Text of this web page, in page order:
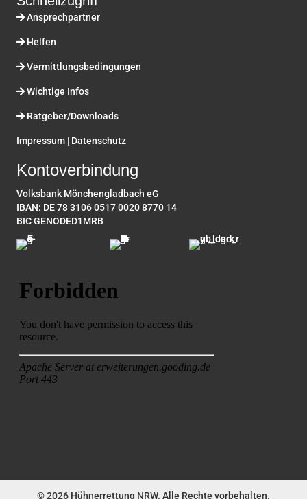
Ansprechpartner
Helfen
Vermittlungsbedingungen
Wichtige Infos
Ratgeber/Downloads
Impressum | Datenschutz
Kontoverbindung
Volksbank Mönchengladbach eG
IBAN: DE 78 3106 0517 0020 8770 14
BIC GENODED1MRB
© 2026 Hühnerrettung NRW. Alle Rechte vorbehalten.